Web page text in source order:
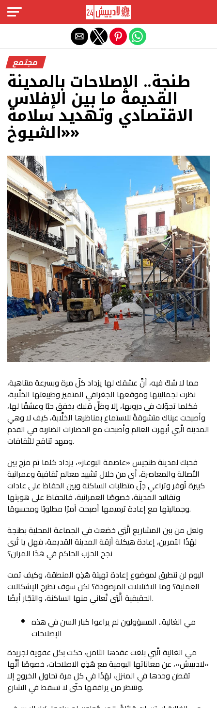
مجتمع
طنجة.. الإصلاحات بالمدينة
القديمة ما بين الإفلاس
الاقتصادي وتهديد سلامة
«الشيوخ»
مما لا شكّ فيه، أنَّ عشقك لها يزداد كلّ مرة وبسرعة متناهية،
نظرت لجماليتها وموقعها الجغرافي المتميز وطبيعتها الخلَّابة،
فكلما تجوّلت في دروبها، إلا وظلّ قلبك يخفق حبًا وعشقًا لها،
وأصبحت عيناك متشوقةً للاستماع بمناظرها الخلَّابة، كيف لا وهي
المدينة الَّتِي أبهرت العالم وأصبحت مع الحضارات الضاربة في القدم
ومهد تناقح للثقافات.
فحبك لمدينة طنجيس «عاصمة البوعاز»، يزداد كلما تم مزج بين
الأصالة والمعاصرة، أي من خلال تشييد معالم ثقافية وعمرانية
كبيرة تُوفر وتراعي جلّ متطلبات الساكنة وبين الحفاظ على عادات
وتقاليد المدينة، خصوصًا العمرانية، فالحفاظ على هويتها
وجماليتها مع إعادة ترميمها أصبحت أمرًا مطلوبًا ومحسومًا.
ولعل من بين المشاريع الَّتِي خضعت في الجماعة المحلية بطنجة
لهَذَا التمرين، إعادة هيكلة أزقة المدينة القديمة، فهل يا تُرى
نجح الحزب الحاكم في هَذَا المران؟
اليوم لن نتطرق لموضوع إعادة تهيئة هَذِهِ المنطقة، وكيف تمت
العملية؟ وما الاختلالات المرصودة؟ لكن سوف تطرح الإشكالات
الحقيقية الَّتِي تُعاني منها الساكنة، والتجّار أيضًا.
مي الغالية.. المسؤولون لم يراعوا كبار السن في هذه
الإصلاحات
مي الغالية الَّتِي بلغت عقدها الثامن، حكت بكل عفوية لجريدة
«لاديبيش»، عن معاناتها اليومية مع هَذِهِ الاصلاحات، خصوصًا أنَّها
تقطن وحدها في المنزل، لهَذَا في كل مرة تحاول الخروج إلا
وتنتظر من يرافقها حتّى لا تسقط في الشارع.
Exit mobile version